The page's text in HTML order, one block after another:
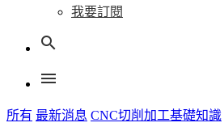
我要訂閱
search
menu
所有 最新消息 CNC切削加工基礎知識